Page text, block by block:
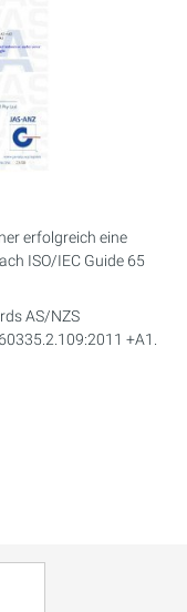
erfolgreich eine
ISO/IEC Guide 65
AS/NZS
+A1.